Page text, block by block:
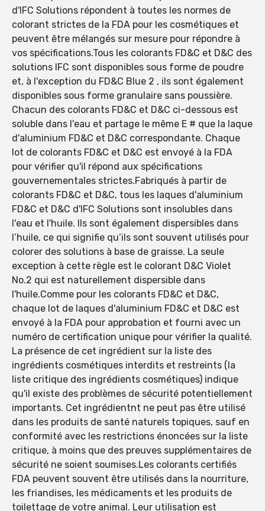
d'IFC Solutions répondent à toutes les normes de
colorant strictes de la FDA pour les cosmétiques et
peuvent être mélangés sur mesure pour répondre à
vos spécifications.Tous les colorants FD&C et D&C des
solutions IFC sont disponibles sous forme de poudre
et, à l'exception du FD&C Blue 2 , ils sont également
disponibles sous forme granulaire sans poussière.
Chacun des colorants FD&C et D&C ci-dessous est
soluble dans l'eau et partage le même E # que la laque
d'aluminium FD&C et D&C correspondante. Chaque
lot de colorants FD&C et D&C est envoyé à la FDA
pour vérifier qu'il répond aux spécifications
gouvernementales strictes.Fabriqués à partir de
colorants FD&C et D&C, tous les laques d'aluminium
FD&C et D&C d'IFC Solutions sont insolubles dans
l'eau et l'huile. Ils sont également dispersibles dans
l’huile, ce qui signifie qu’ils sont souvent utilisés pour
colorer des solutions à base de graisse. La seule
exception à cette règle est le colorant D&C Violet
No.2 qui est naturellement dispersible dans
l'huile.Comme pour les colorants FD&C et D&C,
chaque lot de laques d'aluminium FD&C et D&C est
envoyé à la FDA pour approbation et fourni avec un
numéro de certification unique pour vérifier la qualité.
La présence de cet ingrédient sur la liste des
ingrédients cosmétiques interdits et restreints (la
liste critique des ingrédients cosmétiques) indique
qu'il existe des problèmes de sécurité potentiellement
importants. Cet ingrédientnt ne peut pas être utilisé
dans les produits de santé naturels topiques, sauf en
conformité avec les restrictions énoncées sur la liste
critique, à moins que des preuves supplémentaires de
sécurité ne soient soumises.Les colorants certifiés
FDA peuvent souvent être utilisés dans la nourriture,
les friandises, les médicaments et les produits de
toilettage de votre animal. Leur utilisation est